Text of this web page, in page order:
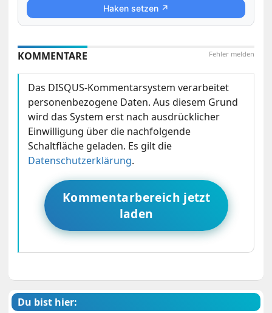
Haken setzen ↗
Fehler melden
KOMMENTARE
Das DISQUS-Kommentarsystem verarbeitet
personenbezogene Daten. Aus diesem Grund
wird das System erst nach ausdrücklicher
Einwilligung über die nachfolgende
Schaltfläche geladen. Es gilt die
Datenschutzerklärung.
Kommentarbereich jetzt
laden
Du bist hier: